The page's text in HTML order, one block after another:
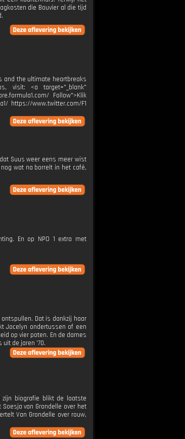
die Bouvier al die tijd
and the ultimate heartbreaks
visit: <a target="_blank"
Follow">Klik
https://www.twitter.com/F1
Suus weer eens meer wist
wat na borrelt in het café,
En op NPO 1 extra met
Dat is dankzij haar
Jocelyn ondertussen of een
op vier poten. En de dames
uit de jaren '70.
zijn biografie blikt de laatste
van Grondelle over het
Van Grondelle over rouw,